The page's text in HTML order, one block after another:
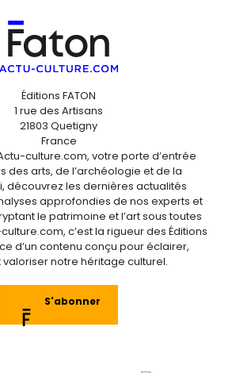
Éditions FATON
1 rue des Artisans
21803 Quetigny
France
culture.com, votre porte d’entrée
des arts, de l’archéologie et de la
découvrez les dernières actualités
approfondies de nos experts et
le patrimoine et l’art sous toutes
c’est la rigueur des Éditions
d’un contenu conçu pour éclairer,
valoriser notre héritage culturel.
S'abonner